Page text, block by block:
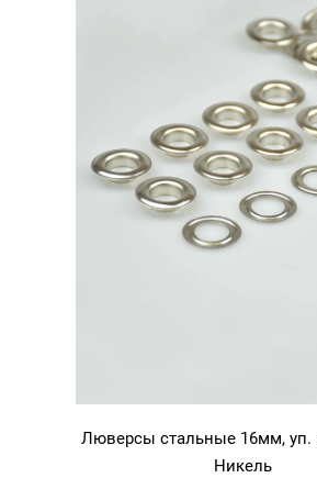
Люверсы стальные 16мм, уп.
Никель